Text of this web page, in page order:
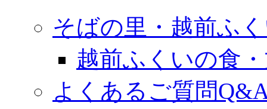
そばの里・越前ふ
越前ふくいの食
よくあるご質問